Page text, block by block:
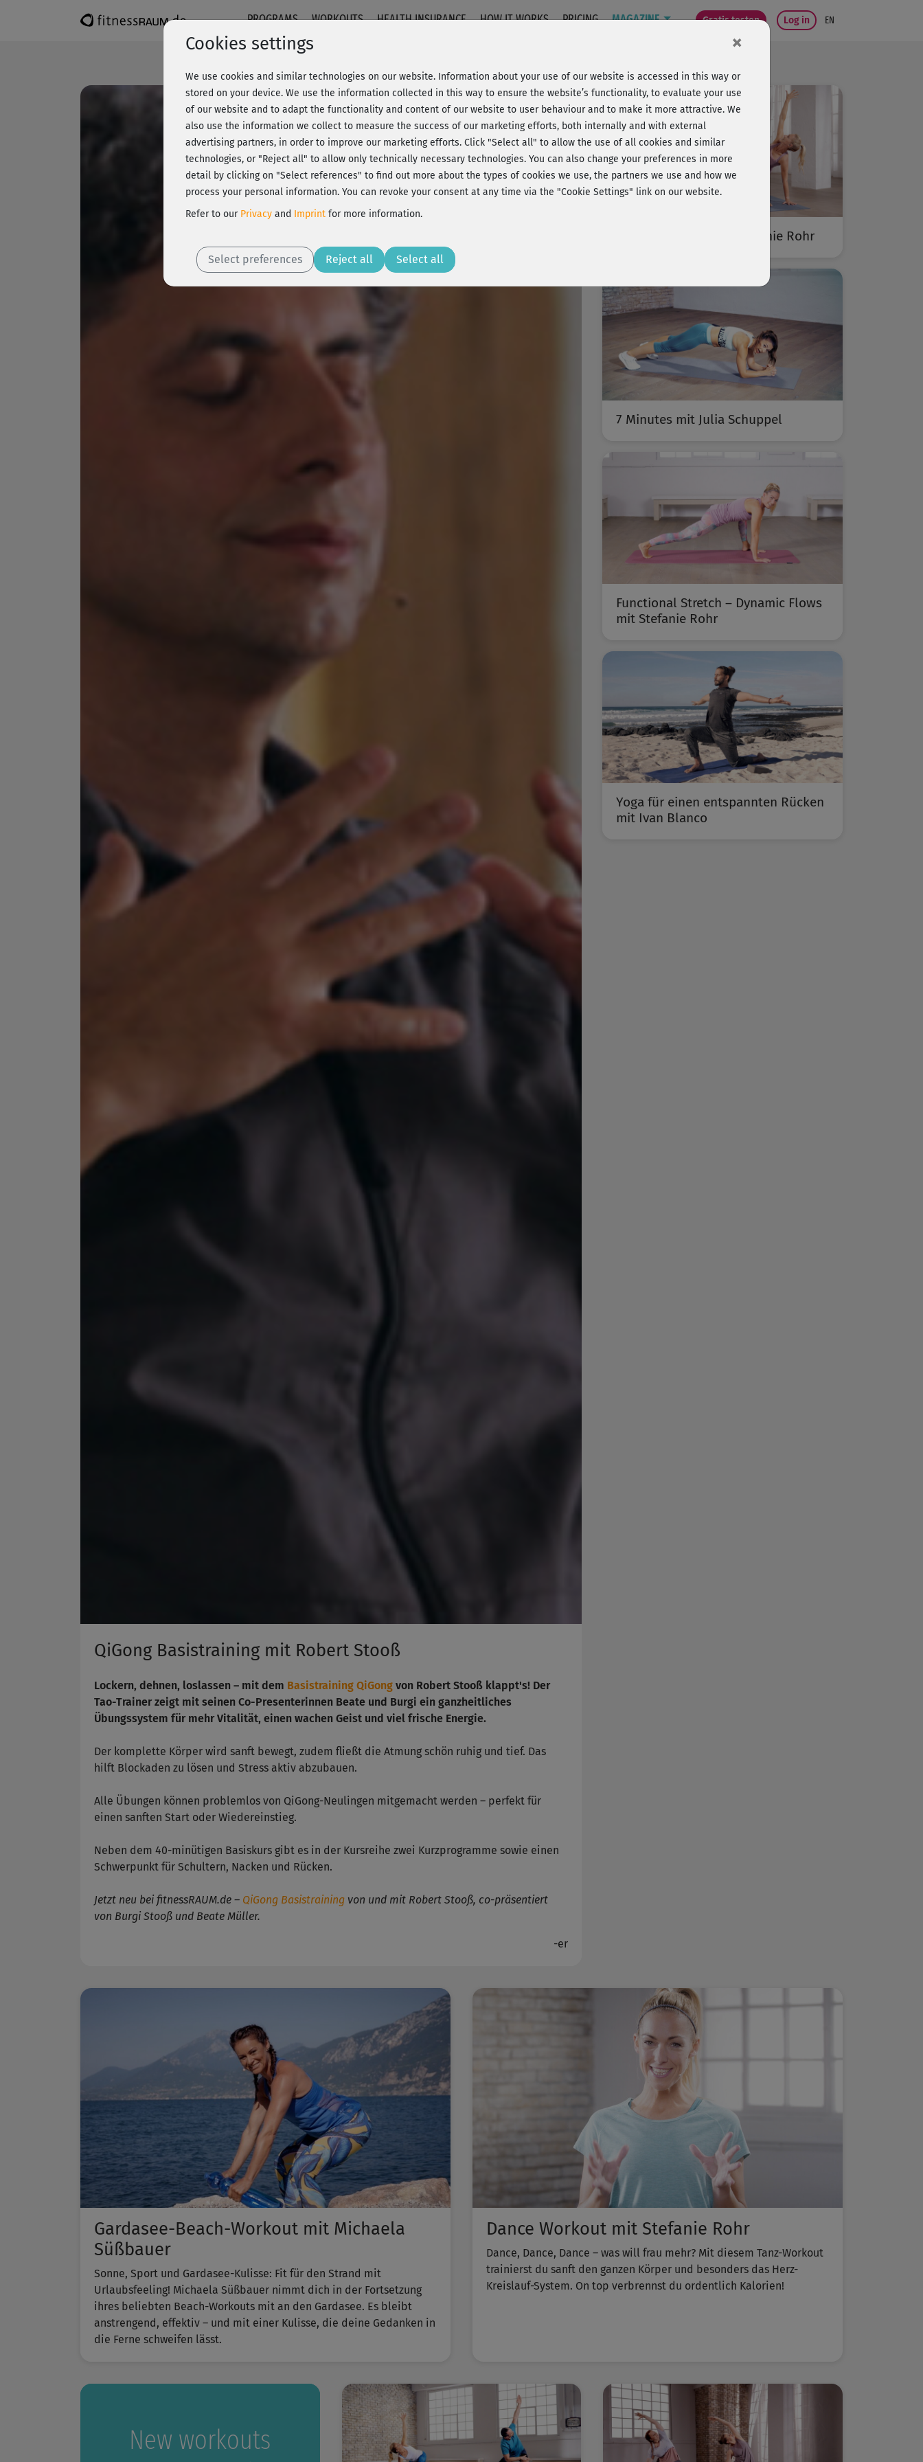
PROGRAMS WORKOUTS HEALTH INSURANCE HOW IT WORKS PRICING MAGAZINE Gratis testen Log in EN
QiGong Basistraining mit Robert Stooß
Lockern, dehnen, loslassen – mit dem Basistraining QiGong von Robert Stooß klappt's! Der
Tao-Trainer zeigt mit seinen Co-Presenterinnen Beate und Burgi ein ganzheitliches
Übungssystem für mehr Vitalität, einen wachen Geist und viel frische Energie.
Der komplette Körper wird sanft bewegt, zudem fließt die Atmung schön ruhig und tief. Das
hilft Blockaden zu lösen und Stress aktiv abzubauen.
Alle Übungen können problemlos von QiGong-Neulingen mitgemacht werden – perfekt für
einen sanften Start oder Wiedereinstieg.
Neben dem 40-minütigen Basiskurs gibt es in der Kursreihe zwei Kurzprogramme sowie einen
Schwerpunkt für Schultern, Nacken und Rücken.
Jetzt neu bei fitnessRAUM.de – QiGong Basistraining von und mit Robert Stooß, co-präsentiert
von Burgi Stooß und Beate Müller.
-er
Bodega moves® mit Stefanie Rohr
7 Minutes mit Julia Schuppel
Functional Stretch – Dynamic Flows
mit Stefanie Rohr
Yoga für einen entspannten Rücken
mit Ivan Blanco
Gardasee-Beach-Workout mit Michaela
Süßbauer
Sonne, Sport und Gardasee-Kulisse: Fit für den Strand mit
Urlaubsfeeling! Michaela Süßbauer nimmt dich in der Fortsetzung
ihres beliebten ​Beach-Workouts​ mit an den Gardasee. Es bleibt
anstrengend, effektiv – und mit einer Kulisse, die deine Gedanken in
die Ferne schweifen lässt.
Dance Workout mit Stefanie Rohr
Dance, Dance, Dance – was will frau mehr? Mit diesem Tanz-Workout
trainierst du sanft den ganzen Körper und besonders das Herz-
Kreislauf-System. On top verbrennst du ordentlich Kalorien!
New workouts
Cookies settings ×
We use cookies and similar technologies on our website. Information about your use of our website is accessed in this way or
stored on your device. We use the information collected in this way to ensure the website’s functionality, to evaluate your use
of our website and to adapt the functionality and content of our website to user behaviour and to make it more attractive. We
also use the information we collect to measure the success of our marketing efforts, both internally and with external
advertising partners, in order to improve our marketing efforts. Click "Select all" to allow the use of all cookies and similar
technologies, or "Reject all" to allow only technically necessary technologies. You can also change your preferences in more
detail by clicking on "Select references" to find out more about the types of cookies we use, the partners we use and how we
process your personal information. You can revoke your consent at any time via the "Cookie Settings" link on our website.
Refer to our Privacy and Imprint for more information.
Select preferences Reject all Select all